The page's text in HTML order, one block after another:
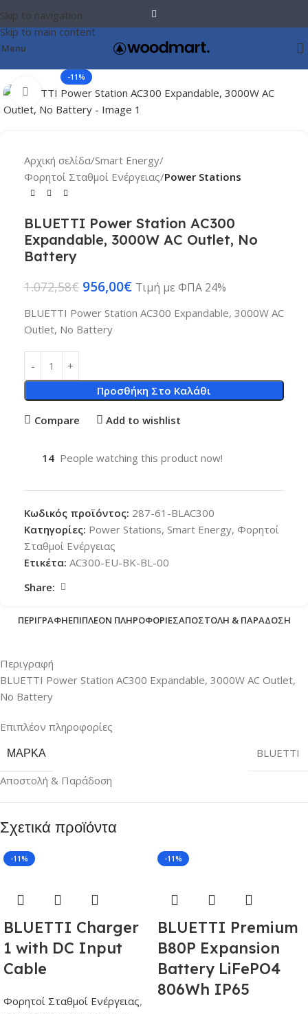
Skip to navigation
Skip to main content
Menu
-11%
Click to enlarge
Αρχική σελίδα Smart Energy
Φορητοί Σταθμοί Ενέργειας Power Stations
BLUETTI Power Station AC300
Expandable, 3000W AC Outlet, No
Battery
1.072,58€ 956,00€ Τιμή με ΦΠΑ 24%
BLUETTI Power Station AC300 Expandable, 3000W AC
Outlet, No Battery
Προσθήκη Στο Καλάθι
Compare Add to wishlist
14 People watching this product now!
Κωδικός προϊόντος: 287-61-BLAC300
Κατηγορίες: Power Stations, Smart Energy, Φορητοί
Σταθμοί Ενέργειας
Ετικέτα: AC300-EU-BK-BL-00
Share:
ΠΕΡΙΓΡΑΦΉΕΠΙΠΛΈΟΝ ΠΛΗΡΟΦΟΡΊΕΣΑΠΟΣΤΟΛΉ & ΠΑΡΆΔΟΣΗ
Περιγραφή
BLUETTI Power Station AC300 Expandable, 3000W AC Outlet,
No Battery
Επιπλέον πληροφορίες
ΜΆΡΚΑ
BLUETTI
Αποστολή & Παράδοση
Σχετικά προϊόντα
-11%
BLUETTI Charger
1 with DC Input
Cable
Φορητοί Σταθμοί Ενέργειας,
-11%
BLUETTI Premium
B80P Expansion
Battery LiFePO4
806Wh IP65